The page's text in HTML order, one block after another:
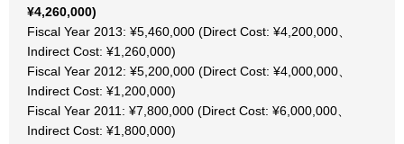
¥4,260,000)
Fiscal Year 2013: ¥5,460,000 (Direct Cost: ¥4,200,000、
Indirect Cost: ¥1,260,000)
Fiscal Year 2012: ¥5,200,000 (Direct Cost: ¥4,000,000、
Indirect Cost: ¥1,200,000)
Fiscal Year 2011: ¥7,800,000 (Direct Cost: ¥6,000,000、
Indirect Cost: ¥1,800,000)